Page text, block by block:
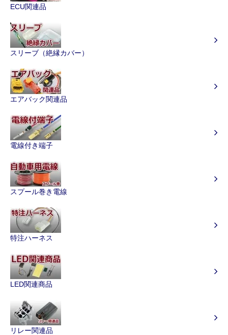
ECU関連品
スリーブ（絶縁カバー）
エアバック関連品
電線付き端子
スプール巻き電線
特注ハーネス
LED関連商品
リレー関連品